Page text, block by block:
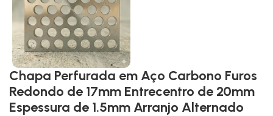
Chapa Perfurada em Aço Carbono Furos
Redondo de 17mm Entrecentro de 20mm
Espessura de 1.5mm Arranjo Alternado